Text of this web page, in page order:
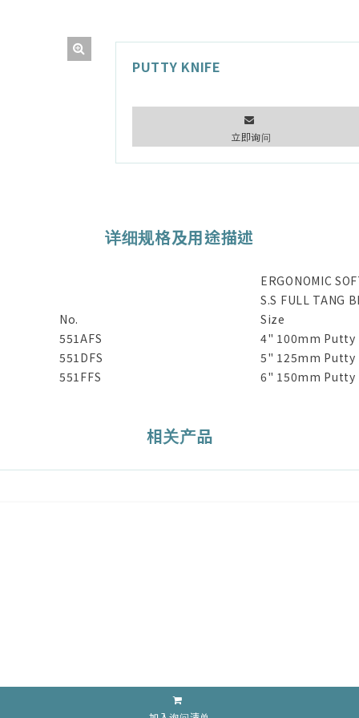
PUTTY KNIFE
立即询问
详细规格及用途描述
ERGONOMIC
S.S FULL TANG
No.
Size
551AFS
4" 100mm Putty
551DFS
5" 125mm Putty
551FFS 6" 150mm Putty
相关产品